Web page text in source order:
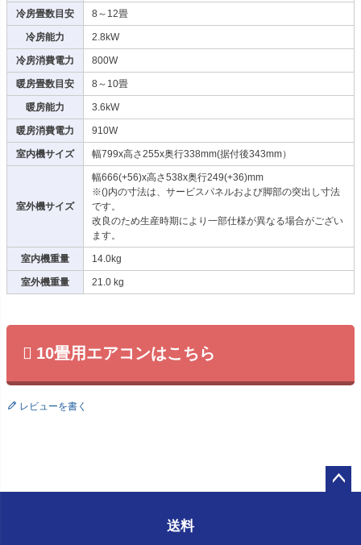
冷房畳数目安 8～12畳
冷房能力 2.8kW
冷房消費電力 800W
暖房畳数目安 8～10畳
暖房能力 3.6kW
暖房消費電力 910W
室内機サイズ 幅799x高さ255x奥行338mm(据付後343mm）
室外機サイズ
幅666(+56)x高さ538x奥行249(+36)mm
※()内の寸法は、サービスパネルおよび脚部の突出し寸法
です。
改良のため生産時期により一部仕様が異なる場合がござい
ます。
室内機重量 14.0kg
室外機重量 21.0 kg
10畳用エアコンはこちら
レビューを書く
送料